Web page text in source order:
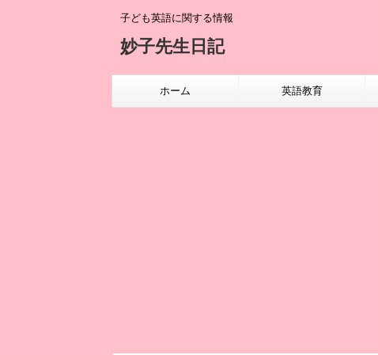
子ども英語に関する情報
妙子先生日記
ホーム 英語教育